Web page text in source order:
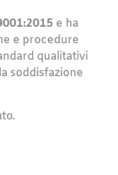
e ha
e procedure
qualitativi
soddisfazione